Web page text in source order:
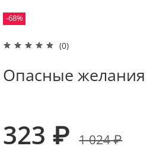
-68%
(0)
Опасные желания
323 ₽ 1 024 ₽